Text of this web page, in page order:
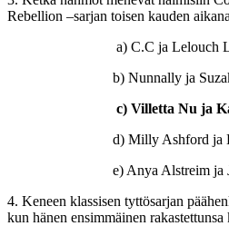
Rebellion –sarjan toisen kauden
a) C.C ja Lelouch
b) Nunnally ja
c) Villetta Nu ja
d) Milly Ashford ja
e) Anya Alstreim ja
4. Keneen klassisen tyttösarjan
kun hänen ensimmäinen rakastettunsa